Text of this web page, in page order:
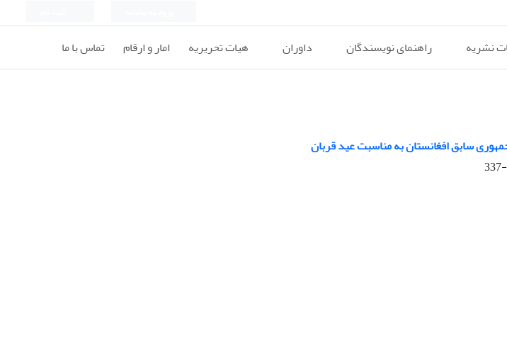
نشریه راهنمای نویسندگان داوران هیات تحریریه امار و ارقام تماس با ما
سابق افغانستان به مناسبت عید قربان